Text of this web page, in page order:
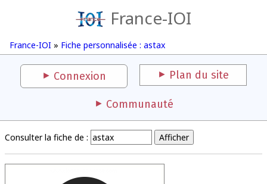
France-IOI
France-IOI » Fiche personnalisée : astax
Connexion Plan du site
Communauté
Consulter la fiche de :